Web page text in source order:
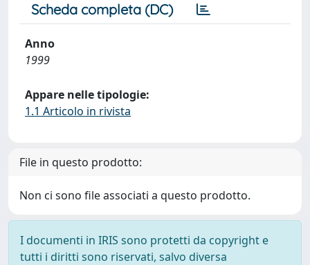
Scheda completa (DC)
Anno
1999
Appare nelle tipologie:
1.1 Articolo in rivista
File in questo prodotto:
Non ci sono file associati a questo prodotto.
I documenti in IRIS sono protetti da copyright e
tutti i diritti sono riservati, salvo diversa